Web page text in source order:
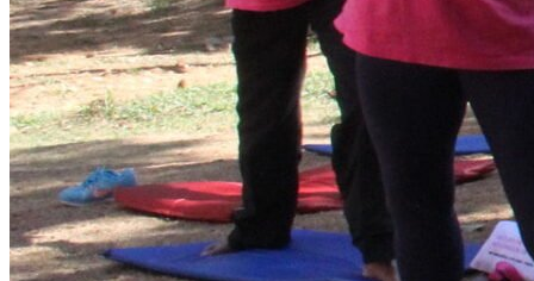
Atlético-MG